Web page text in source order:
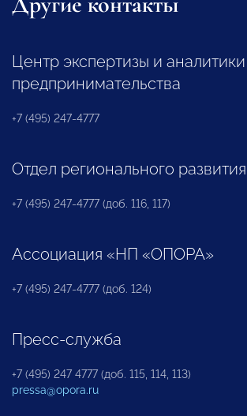
Центр экспертизы и
предпринимательства
+7 (495) 247-4777
Отдел регионального развития
+7 (495) 247-4777 (доб. 116, 117)
Ассоциация «НП «ОПОРА»
+7 (495) 247-4777 (доб. 124)
Пресс-служба
+7 (495) 247 4777 (доб. 115, 114, 113)
pressa@opora.ru